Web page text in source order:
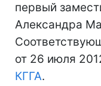
первый
Александра
от 26 июля
КГГА.